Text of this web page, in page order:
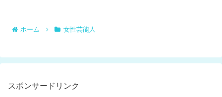
ホーム 女性芸能人
スポンサードリンク